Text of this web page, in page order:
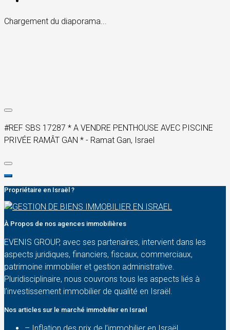
Chargement du diaporama...
#REF SBS 17287 * A VENDRE PENTHOUSE AVEC PISCINE
PRIVÉE RAMÂT GAN * - Ramat Gan, Israel
Propriétaire en Israël ?
À Propos de nos agences immobilières
EVENIS GROUP, avec ses partenaires, intervient dans les
aspects juridiques, financiers, fiscaux, commerciaux,
patrimoine immobilier et gestion administrative.
Pluridisciplinaire, nous couvrons tous les aspects liés à
l’investissement immobilier de qualité en Israël.
Nos articles sur le marché immobilier en Israel
– Inflation des prix de l’immobilier en Israël